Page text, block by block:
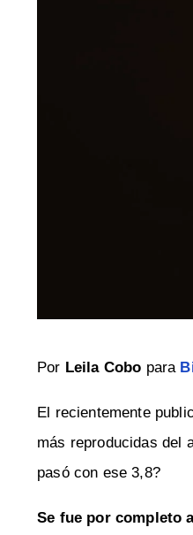
Por Leila Cobo para
El recientemente
más reproducidas del
pasó con ese 3,8?
Se fue por completo